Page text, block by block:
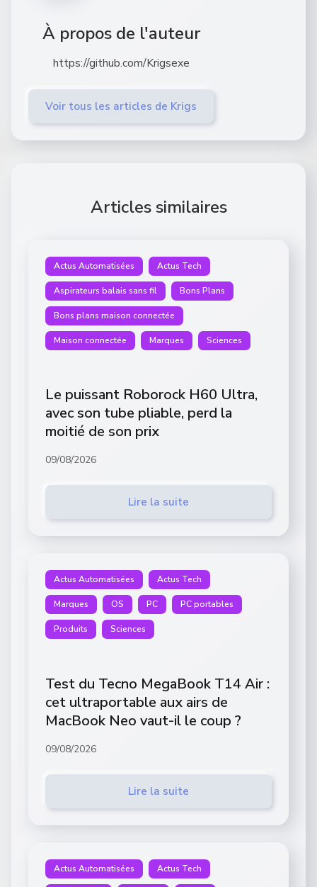
À propos de l'auteur
https://github.com/Krigsexe
Voir tous les articles de Krigs
Articles similaires
Actus Automatisées Actus Tech
Aspirateurs balais sans fil Bons Plans
Bons plans maison connectée
Maison connectée Marques Sciences
Le puissant Roborock H60 Ultra,
avec son tube pliable, perd la
moitié de son prix
09/08/2026
Lire la suite
Actus Automatisées Actus Tech
Marques OS PC PC portables
Produits Sciences
Test du Tecno MegaBook T14 Air :
cet ultraportable aux airs de
MacBook Neo vaut-il le coup ?
09/08/2026
Lire la suite
Actus Automatisées Actus Tech